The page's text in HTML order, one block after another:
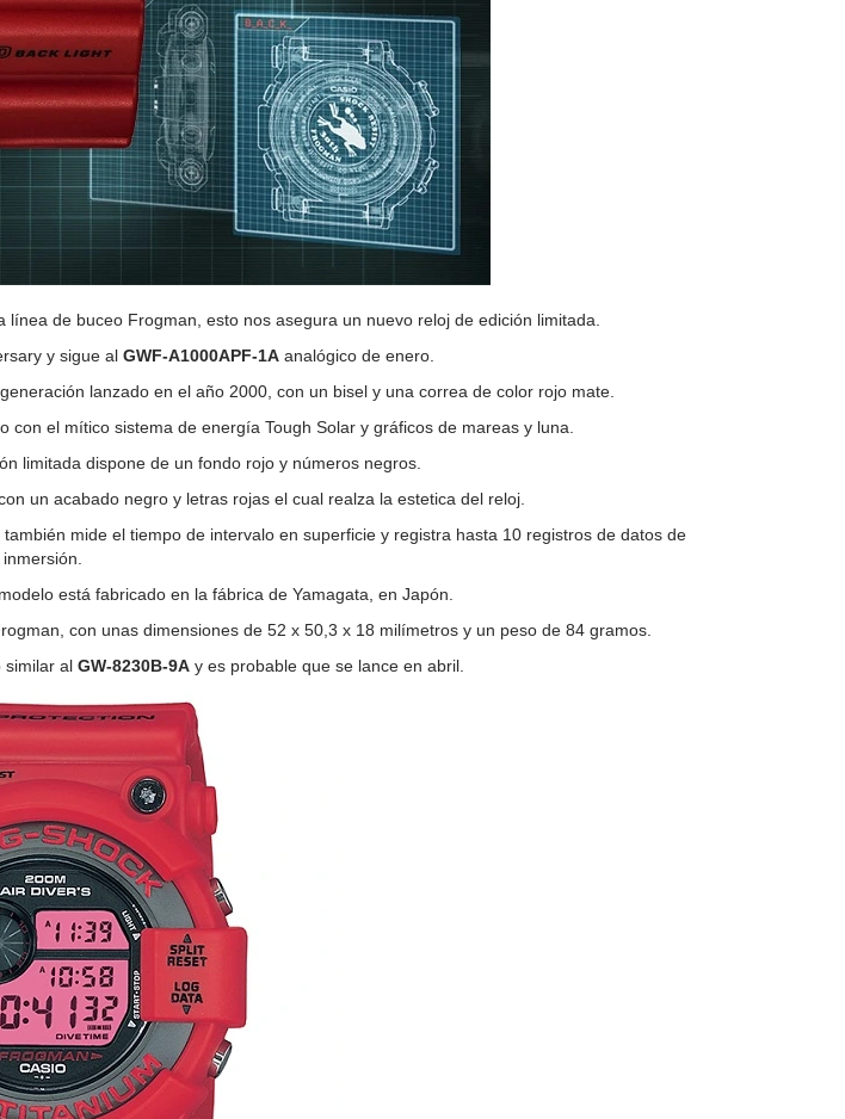
línea de buceo Frogman, esto nos asegura un nuevo reloj de edición limitada.
y sigue al GWF-A1000APF-1Aanalógico de enero.
lanzado en el año 2000, con un bisel y una correa de color rojo mate.
el mítico sistema de energía Tough Solar y gráficos de mareas y luna.
limitada dispone de un fondo rojo y números negros.
un acabado negro y letras rojas el cual realza la estetica del reloj.
mide el tiempo de intervalo en superficie y registra hasta 10 registros de datos de
inmersión.
está fabricado en la fábrica de Yamagata, en Japón.
con unas dimensiones de 52 x 50,3 x 18 milímetros y un peso de 84 gramos.
similar al GW-8230B-9A y es probable que se lance en abril.